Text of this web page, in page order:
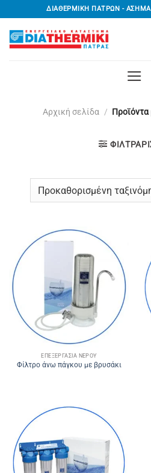
στο
περιεχόμενο
ΔΙΑΘΕΡΜΙΚΗ ΠΑΤΡΩΝ -
Αρχική σελίδα / Προϊόντα
ΕΠΕΞΕΡΓΑΣΊΑ ΝΕΡΟΎ
Φίλτρο άνω πάγκου με βρυσάκι